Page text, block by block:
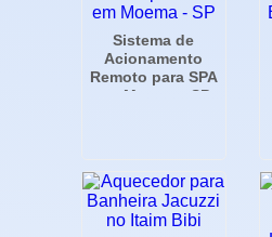
Sistema de
Acionamento
Remoto para SPA
em Moema - SP